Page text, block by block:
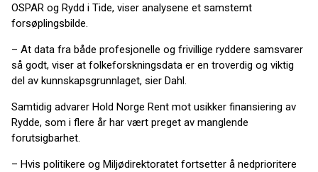
OSPAR og Rydd i Tide, viser analysene et samstemt
forsøplingsbilde.
– At data fra både profesjonelle og frivillige ryddere samsvarer
så godt, viser at folkeforskningsdata er en troverdig og viktig
del av kunnskapsgrunnlaget, sier Dahl.
Samtidig advarer Hold Norge Rent mot usikker finansiering av
Rydde, som i flere år har vært preget av manglende
forutsigbarhet.
– Hvis politikere og Miljødirektoratet fortsetter å nedprioritere